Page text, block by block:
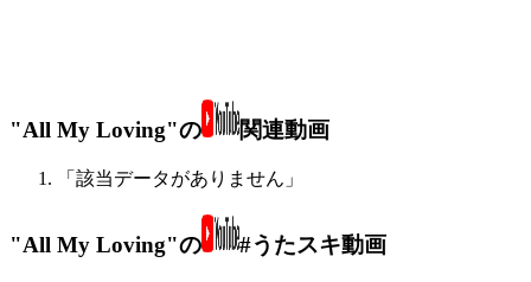
"All My Loving"の 関連動画
「該当データがありません」
"All My Loving"の #うたスキ動画